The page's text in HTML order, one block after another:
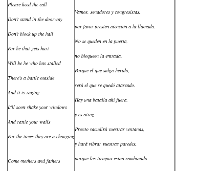
Please heed the call
Don't stand in the doorway
Don't block up the hall
For he that gets hurt
Will be he who has stalled
There's a battle outside
And it is raging
It'll soon shake your windows
And rattle your walls
For the times they are a-changing
Come mothers and fathers
Vamos, senadores y congresistas,
por favor presten atención a la llamada.
No se queden en la puerta,
no bloqueen la entrada.
Porque el que salga herido,
será el que se quedó atascado.
Hay una batalla ahí fuera,
y es atroz.
Pronto sacudirá vuestras ventanas,
y hará vibrar vuestras paredes,
porque los tiempos están cambiando.